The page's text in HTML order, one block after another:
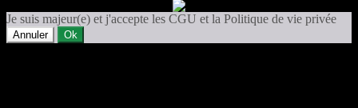
Je suis majeur(e) et j'accepte les CGU et la Politique de vie privée
Annuler Ok